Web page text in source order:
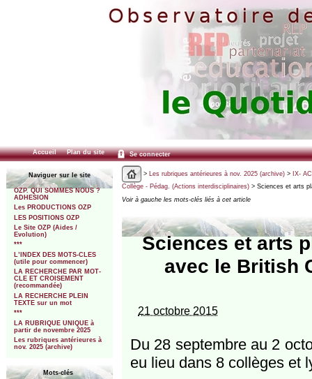
Accueil Plan du site Se connecter
Naviguer sur le site
OZP. QUI SOMMES NOUS ?
ADHESION
Les PRODUCTIONS OZP
LES POSITIONS OZP
Le Site OZP (Aides /
Evolution)
***
L’INDEX DES MOTS-CLES
(utile pour commencer)
LA RECHERCHE PAR MOT-
CLE ET CROISEMENT
(recommandée)
LA RECHERCHE PLEIN
TEXTE sur un mot
***
LA RUBRIQUE UNIQUE à
partir de novembre 2025
Les rubriques antérieures à
nov. 2025 (archive)
Mots-clés
> Les rubriques antérieures à nov. 2025 (archive)> IX-
Collège - Pédag. (Actions interdisciplinaires)> Sciences et arts
Voir à gauche les mots-clés liés à cet article
Sciences et arts
avec le British
21 octobre 2015
Du 28 septembre au 2
eu lieu dans 8 collèges et